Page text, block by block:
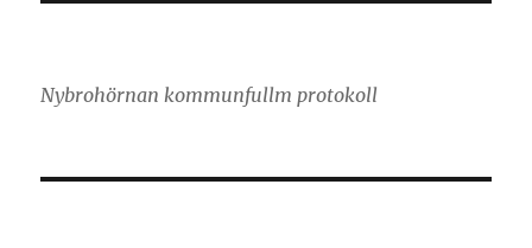
Nybrohörnan kommunfullm protokoll